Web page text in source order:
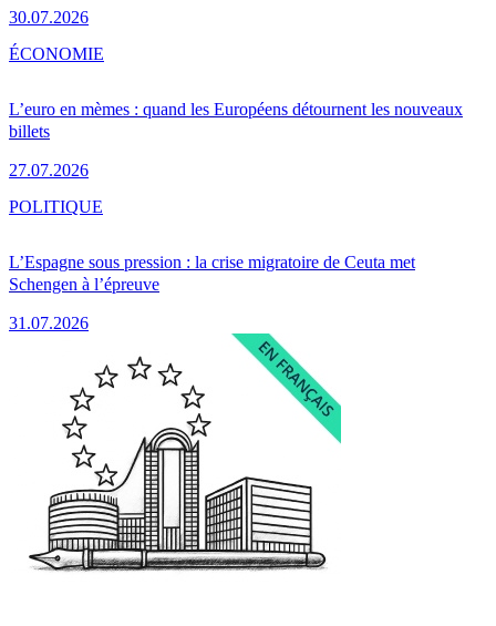
30.07.2026
L’euro en mèmes : quand les Européens détournent les nouveaux
billets
27.07.2026
ÉCONOMIE
L’Espagne sous pression : la crise migratoire de Ceuta met
Schengen à l’épreuve
31.07.2026
POLITIQUE